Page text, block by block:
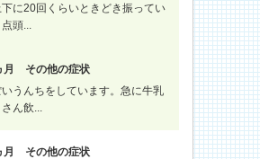
に20回くらいときどき振ってい
頭...
月
その他の症状
いうんちをしています。急に牛乳
ん飲...
月
その他の症状